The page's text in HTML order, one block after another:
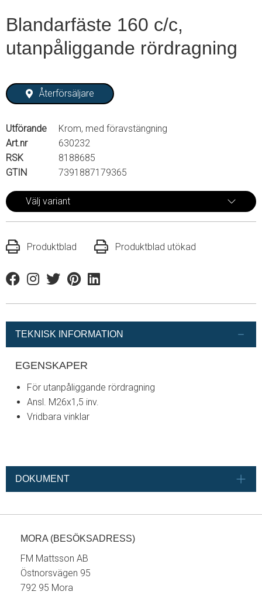
Blandarfäste 160 c/c,
utanpåliggande rördragning
Återförsäljare
Utförande
Krom, med föravstängning
Art.nr
630232
RSK
8188685
GTIN
7391887179365
Välj variant
Produktblad Produktblad utökad
FacebookInstagram
TwitterPinterestLinkedin
TEKNISK INFORMATION
EGENSKAPER
För utanpåliggande rördragning
Ansl. M26x1,5 inv.
Vridbara vinklar
DOKUMENT
MORA (BESÖKSADRESS)
FM Mattsson AB
Östnorsvägen 95
792 95 Mora